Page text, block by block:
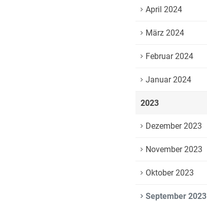
April 2024
März 2024
Februar 2024
Januar 2024
2023
Dezember 2023
November 2023
Oktober 2023
September 2023